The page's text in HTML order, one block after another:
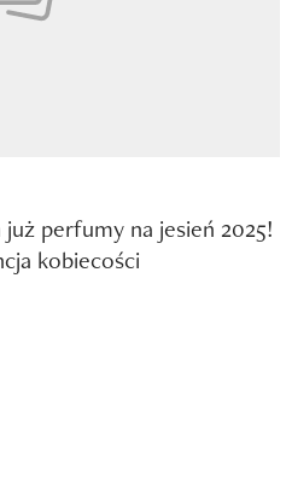
perfumy na jesień 2025!
kobiecości